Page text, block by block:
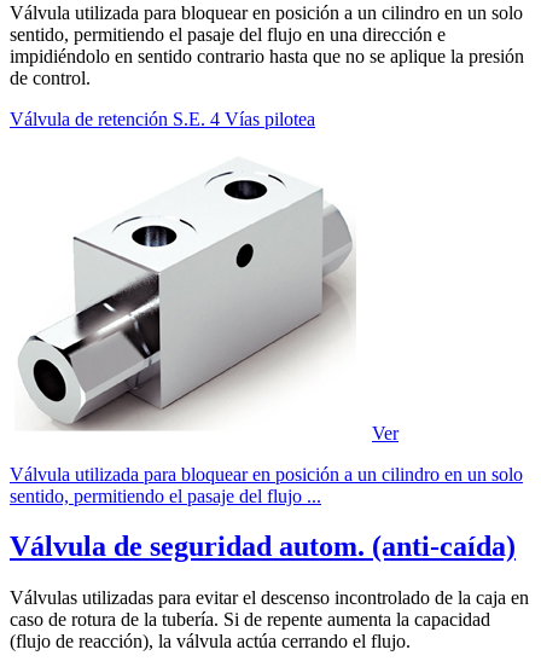
Válvula utilizada para bloquear en posición a un cilindro en un solo
sentido, permitiendo el pasaje del flujo en una dirección e
impidiéndolo en sentido contrario hasta que no se aplique la presión
de control.
Válvula de retención S.E. 4 Vías pilotea
Ver
Válvula utilizada para bloquear en posición a un cilindro en un solo
sentido, permitiendo el pasaje del flujo ...
Válvula de seguridad autom. (anti-caída)
Válvulas utilizadas para evitar el descenso incontrolado de la caja en
caso de rotura de la tubería. Si de repente aumenta la capacidad
(flujo de reacción), la válvula actúa cerrando el flujo.